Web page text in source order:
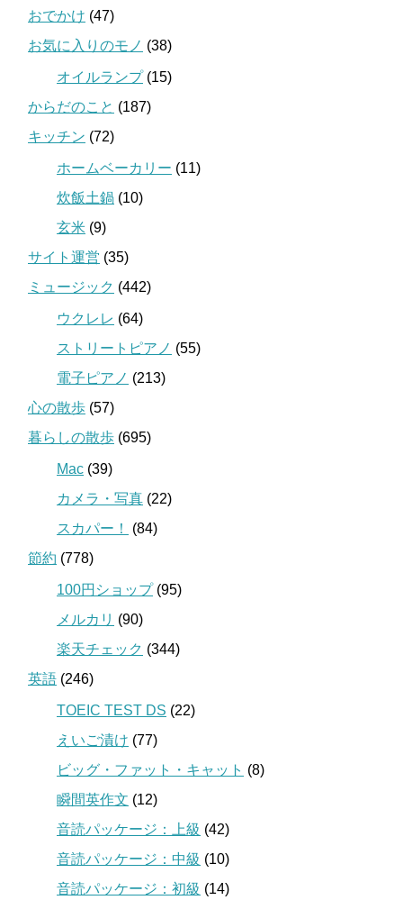
おでかけ (47)
お気に入りのモノ (38)
オイルランプ(15)
からだのこと (187)
キッチン (72)
ホームベーカリー (11)
炊飯土鍋 (10)
玄米 (9)
サイト運営 (35)
ミュージック (442)
ウクレレ (64)
ストリートピアノ (55)
電子ピアノ (213)
心の散歩 (57)
暮らしの散歩 (695)
Mac (39)
カメラ・写真 (22)
スカパー！
(84)
節約 (778)
100円ショップ(95)
メルカリ (90)
楽天チェック (344)
英語 (246)
TOEIC TEST DS (22)
えいご漬け (77)
ビッグ・ファット・キャット (8)
瞬間英作文 (12)
音読パッケージ：上級 (42)
音読パッケージ：中級 (10)
音読パッケージ：初級 (14)